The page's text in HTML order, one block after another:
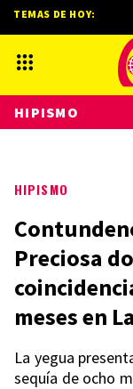
HIPISMO
Preciosa
meses en
La yegua
sequía de ocho
TEMAS DE HOY:
HIPISMO